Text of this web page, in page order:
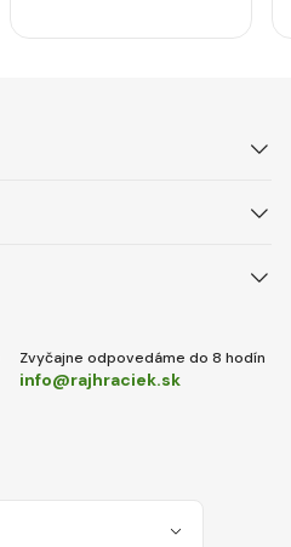
Zvyčajne odpovedáme do 8 hodín
info@rajhraciek.sk